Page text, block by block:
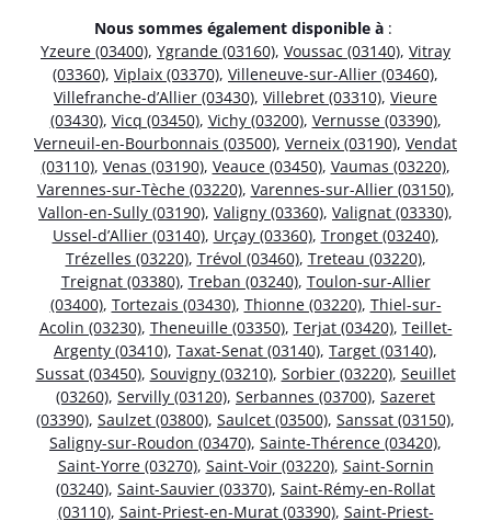
Nous sommes également disponible à :
Yzeure (03400), Ygrande (03160), Voussac (03140), Vitray
(03360), Viplaix (03370), Villeneuve-sur-Allier (03460),
Villefranche-d’Allier (03430), Villebret (03310), Vieure
(03430), Vicq (03450), Vichy (03200), Vernusse (03390),
Verneuil-en-Bourbonnais (03500), Verneix (03190), Vendat
(03110), Venas (03190), Veauce (03450), Vaumas (03220),
Varennes-sur-Tèche (03220), Varennes-sur-Allier (03150),
Vallon-en-Sully (03190), Valigny (03360), Valignat (03330),
Ussel-d’Allier (03140), Urçay (03360), Tronget (03240),
Trézelles (03220), Trévol (03460), Treteau (03220),
Treignat (03380), Treban (03240), Toulon-sur-Allier
(03400), Tortezais (03430), Thionne (03220), Thiel-sur-
Acolin (03230), Theneuille (03350), Terjat (03420), Teillet-
Argenty (03410), Taxat-Senat (03140), Target (03140),
Sussat (03450), Souvigny (03210), Sorbier (03220), Seuillet
(03260), Servilly (03120), Serbannes (03700), Sazeret
(03390), Saulzet (03800), Saulcet (03500), Sanssat (03150),
Saligny-sur-Roudon (03470), Sainte-Thérence (03420),
Saint-Yorre (03270), Saint-Voir (03220), Saint-Sornin
(03240), Saint-Sauvier (03370), Saint-Rémy-en-Rollat
(03110), Saint-Priest-en-Murat (03390), Saint-Priest-